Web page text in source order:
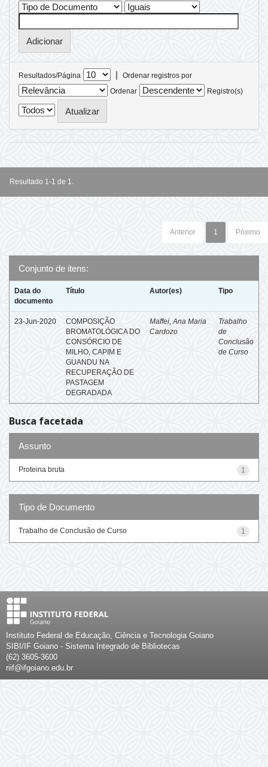
Resultados/Página |
Ordenar registros por
Ordenar
Registro(s)
Resultado 1-1 de 1.
Anterior 1 Póximo
Conjunto de itens:
Data do
documento
Título Autor(es) Tipo
23-Jun-2020
COMPOSIÇÃO
BROMATOLÓGICA DO
CONSÓRCIO DE
MILHO, CAPIM E
GUANDU NA
RECUPERAÇÃO DE
PASTAGEM
DEGRADADA
Maffei, Ana Maria
Cardozo
Trabalho
de
Conclusão
de Curso
Busca facetada
Assunto
1
Proteina bruta
Tipo de Documento
1
Trabalho de Conclusão de Curso
Instituto Federal de Educação, Ciência e Tecnologia Goiano
SIBI/IF Goiano - Sistema Integrado de Bibliotecas
(62) 3605-3600
riif@ifgoiano.edu.br